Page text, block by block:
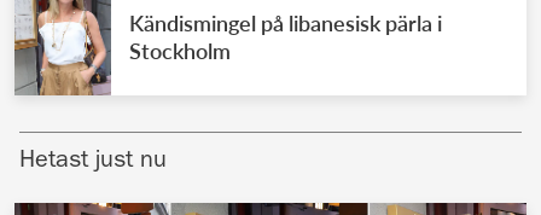
UTLÄNDSKT
VÄRLDENS KUNGAHUS
Brittiska kungahuset
Kändismingel på libanesisk pärla i
Stockholm
Hetast just nu